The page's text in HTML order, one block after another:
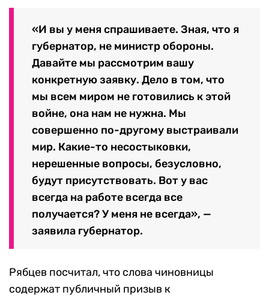
«И вы у меня спрашиваете. Зная, что я
губернатор, не министр обороны.
Давайте мы рассмотрим вашу
конкретную заявку. Дело в том, что
мы всем миром не готовились к этой
войне, она нам не нужна. Мы
совершенно по-другому выстраивали
мир. Какие-то несостыковки,
нерешенные вопросы, безусловно,
будут присутствовать. Вот у вас
всегда на работе всегда все
получается? У меня не всегда», —
заявила губернатор.
Рябцев посчитал, что слова чиновницы
содержат публичный призыв к